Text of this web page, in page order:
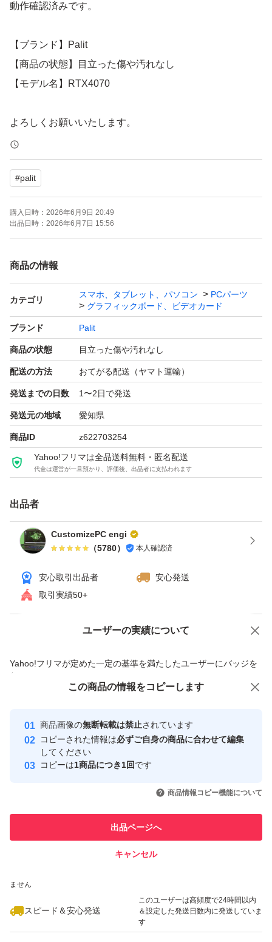
動作確認済みです。
【ブランド】Palit
【商品の状態】目立った傷や汚れなし
【モデル名】RTX4070
よろしくお願いいたします。
#palit
購入日時： 2026年6月9日 20:49
出品日時： 2026年6月7日 15:56
商品の情報
カテゴリ
スマホ、タブレット、パソコン
PCパーツ
グラフィックボード、ビデオカード
ブランド Palit
商品の状態 目立った傷や汚れなし
配送の方法 おてがる配送（ヤマト運輸）
発送までの日数 1〜2日で発送
発送元の地域 愛知県
商品ID z622703254
Yahoo!フリマは全品送料無料・匿名配送
代金は運営が一旦預かり、評価後、出品者に支払われます
出品者
CustomizePC engi
（5780） 本人確認済
安心取引出品者
安心発送
取引実績50+
ユーザーの実績について
Yahoo!フリマが定めた一定の基準を満たしたユーザーにバッジを
付与しています
安心取引出品者
心・安全なユーザーです
取引実績
引を完了させた実績があります
での取引実績があります
ません
スピード＆安心発送
このユーザーは高頻度で24時間以内
＆設定した発送日数内に発送していま
す
価格の相談 商品への質問
この商品の情報をコピーします
商品画像の無断転載は禁止されています
コピーされた情報は必ずご自身の商品に合わせて編集
してください
コピーは1商品につき1回です
商品情報コピー機能について
出品ページへ
キャンセル
この商品をみている人にオススメ